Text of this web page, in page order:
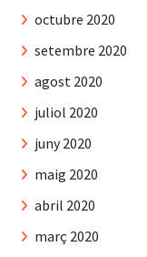
octubre 2020
setembre 2020
agost 2020
juliol 2020
juny 2020
maig 2020
abril 2020
març 2020